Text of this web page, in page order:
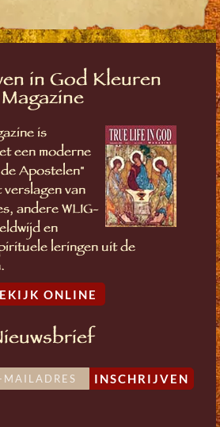
in God Kleuren
Magazine
is
een moderne
Apostelen"
van
andere WLIG-
en
leringen uit de
ONLINE
INSCHRIJVEN